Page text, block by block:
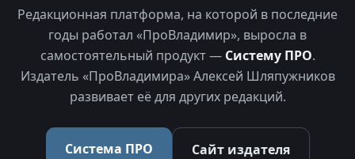
Редакционная платформа, на которой в последние
годы работал «ПроВладимир», выросла в
самостоятельный продукт — Систему ПРО.
Издатель «ПроВладимира» Алексей Шляпужников
развивает её для других редакций.
Система ПРО Сайт издателя